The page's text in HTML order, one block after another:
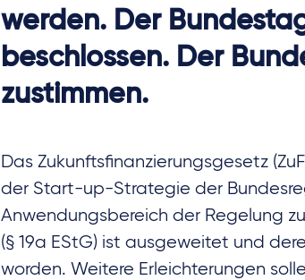
werden. Der
beschlossen. Der
zustimmen.
Das Zukunftsfinanzierungsgesetz
der Start-up-Strategie der
Anwendungsbereich der Regelung
(§ 19a EStG) ist ausgeweitet und
worden. Weitere Erleichterungen